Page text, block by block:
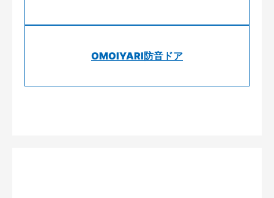
OMOIYARI防音ドア